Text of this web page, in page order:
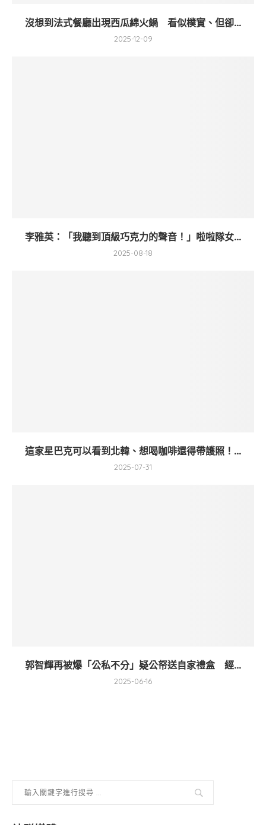
沒想到法式餐廳出現西瓜綿火鍋 看似樸實、但卻...
2025-12-09
李雅英：「我聽到頂級巧克力的聲音！」啦啦隊女...
2025-08-18
這家星巴克可以看到北韓、想喝咖啡還得帶護照！...
2025-07-31
郭智輝再被爆「公私不分」疑公帑送自家禮盒 經...
2025-06-16